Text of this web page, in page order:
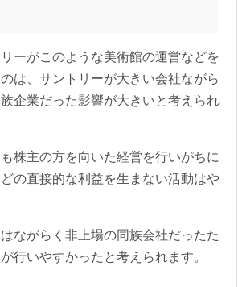
ーがこのような美術館の運営などを
は、サントリーが大きい会社ながら
企業だった影響が大きいと考えられ
株主の方を向いた経営を行いがちに
の直接的な利益を生まない活動はや
ながらく非上場の同族会社だったた
行いやすかったと考えられます。